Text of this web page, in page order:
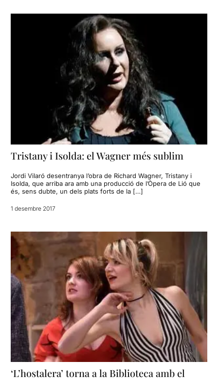
Tristany i Isolda: el Wagner més sublim
Jordi Vilaró desentranya l’obra de Richard Wagner, Tristany i
Isolda, que arriba ara amb una producció de l’Òpera de Lió que
és, sens dubte, un dels plats forts de la […]
1 desembre 2017
‘L’hostalera’ torna a la Biblioteca amb el